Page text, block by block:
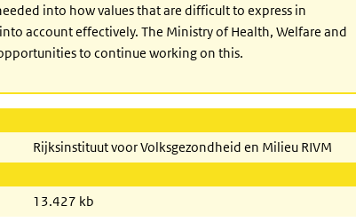
into how values that are difficult to express in
account effectively. The Ministry of Health, Welfare and
to continue working on this.
Rijksinstituut voor Volksgezondheid en Milieu RIVM
13.427 kb